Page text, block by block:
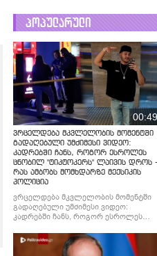
პოპულარული
00:49
ვრცელდება მკვლელობის მომენტში
გადაღებული უმძიმესი ვიდეო:
კადრებში ჩანს, როგორ ესროლეს
ცნობილ "ტიკტოკერს" ლაივის დროს -
რას ამბობს მომხდარზე მექსიკის
პოლიცია
ვრცელდება მკვლელობის მომენტში
გადაღებული უმძიმესი ვიდეო:
კადრებში ჩანს, როგორ ესროლეს
რას ამბობს მომხდარზე მექსიკის
პოლიცია